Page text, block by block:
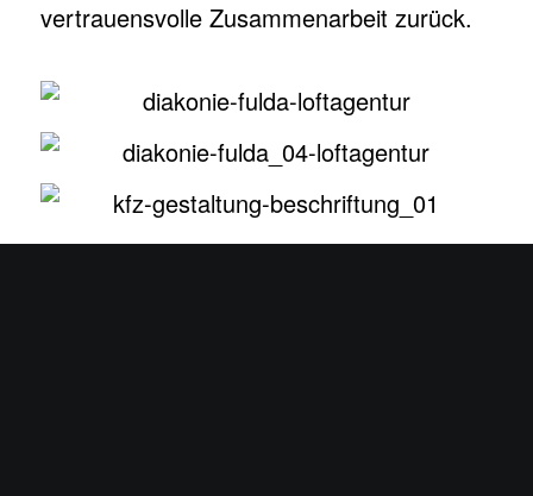
vertrauensvolle Zusammenarbeit zurück.